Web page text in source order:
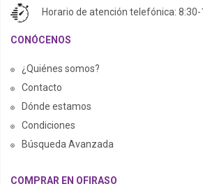
Horario de atención telefónica: 8:30-
CONÓCENOS
¿Quiénes somos?
Contacto
Dónde estamos
Condiciones
Búsqueda Avanzada
COMPRAR EN OFIRASO